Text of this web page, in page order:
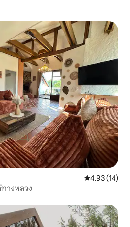
คะแนนเฉลี่ย
4.93 (14)
างหลวง